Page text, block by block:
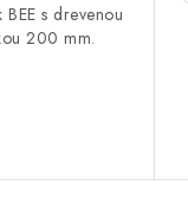
s drevenou
200 mm.